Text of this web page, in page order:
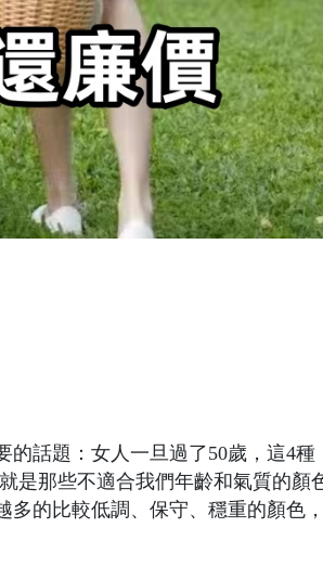
話題：女人一旦過了50歲，這4種
是那些不適合我們年齡和氣質的顏
多的比較低調、保守、穩重的顏色